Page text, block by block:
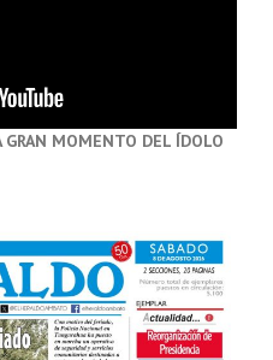
GRAN MOMENTO DEL ÍDOLO